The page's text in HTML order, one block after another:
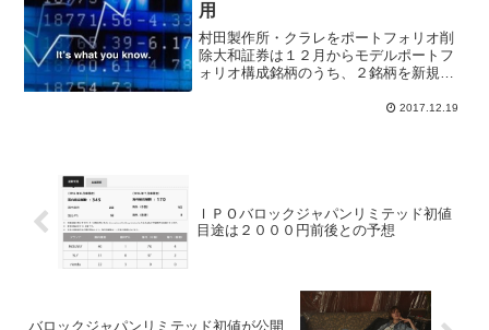
用
村田製作所・クラレをポートフォリオ削
除大和証券は１２月からモデルポートフ
ォリオ構成銘柄のうち、２銘柄を新規採
は三井化学(4183)、東海東京ホールディ
2017.12.19
ＩＰＯバロックジャパンリミテッド初値
目途は２０００円前後との予想
バロックジャパンリミテッド初値が公開